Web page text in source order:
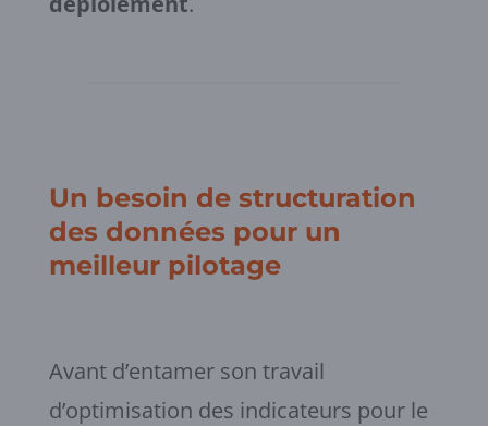
Un besoin de structuration
des données pour un
meilleur pilotage
Avant d’entamer son travail
d’optimisation des indicateurs pour le